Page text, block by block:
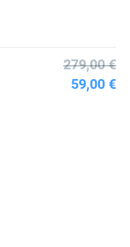
279,00 €
59,00 €